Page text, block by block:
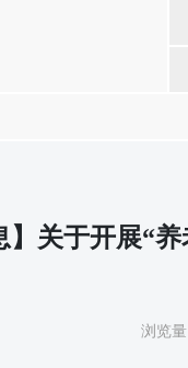
】关于开展“
浏览量